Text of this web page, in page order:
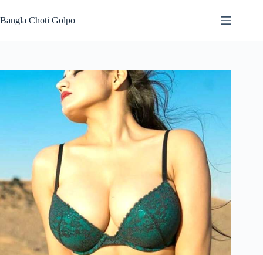
to
content
Bangla Choti Golpo